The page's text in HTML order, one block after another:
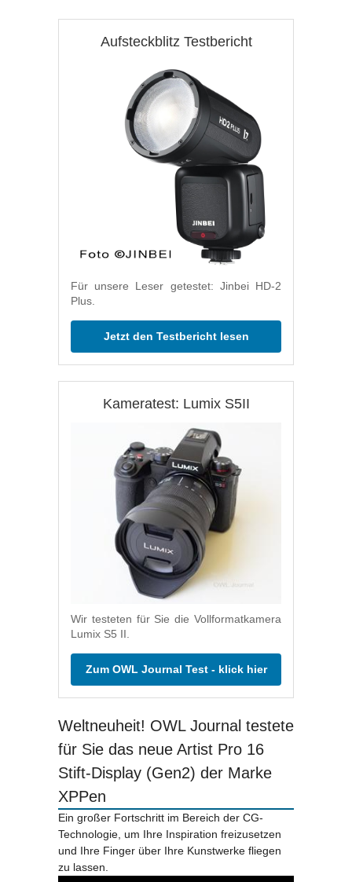
Aufsteckblitz Testbericht
Für unsere Leser getestet: Jinbei HD-2
Plus.
Jetzt den Testbericht lesen
Kameratest: Lumix S5II
Wir testeten für Sie die Vollformatkamera
Lumix S5 II.
Zum OWL Journal Test - klick hier
Weltneuheit! OWL Journal testete
für Sie das neue Artist Pro 16
Stift-Display (Gen2) der Marke
XPPen
Ein großer Fortschritt im Bereich der CG-
Technologie, um Ihre Inspiration freizusetzen
und Ihre Finger über Ihre Kunstwerke fliegen
zu lassen.